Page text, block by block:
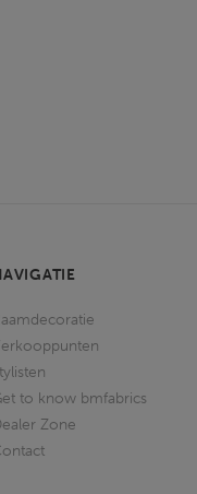
to know bmfabrics
Zone